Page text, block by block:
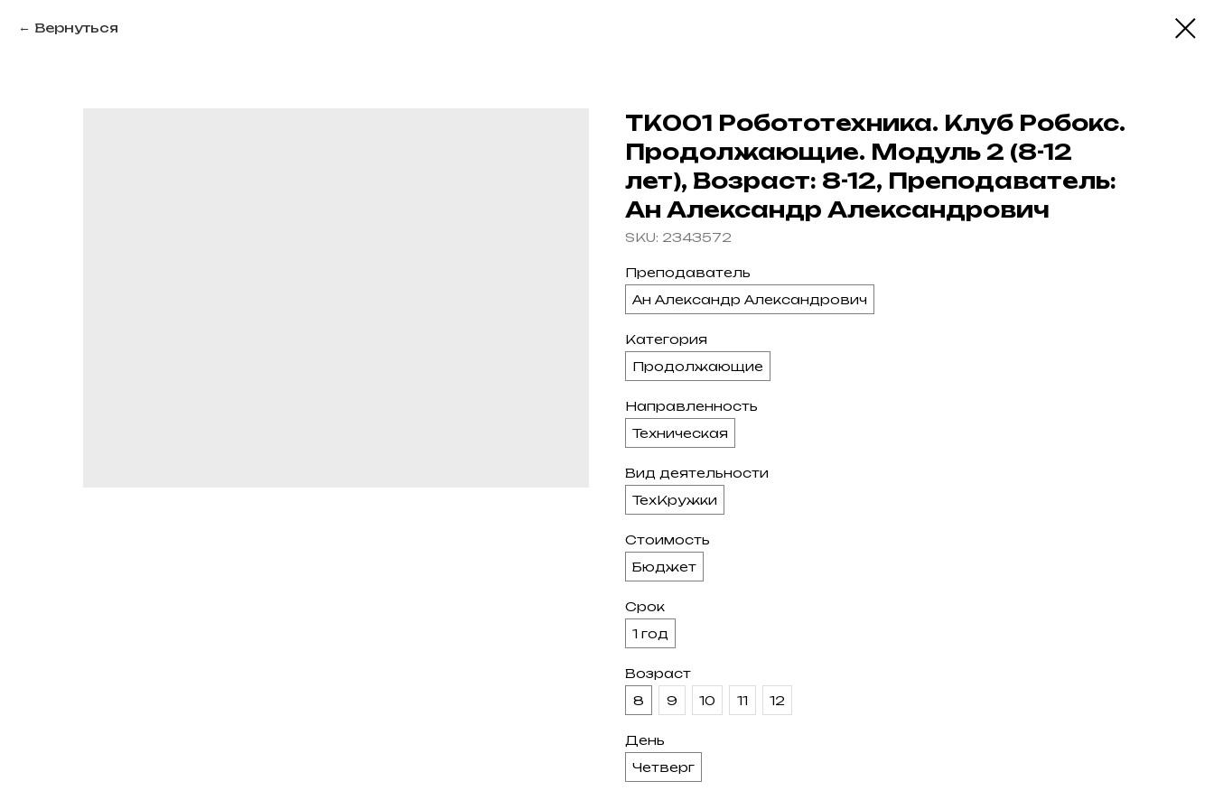
Вернуться
ТК001 Робототехника. Клуб Робокс.
Продолжающие. Модуль 2 (8-12
лет), Возраст: 8-12, Преподаватель:
Ан Александр Александрович
SKU: 2343572
Преподаватель
Ан Александр Александрович
Категория
Продолжающие
Направленность
Техническая
Вид деятельности
ТехКружки
Стоимость
Бюджет
Срок
1 год
Возраст
8
9 10 11 12
День
Четверг